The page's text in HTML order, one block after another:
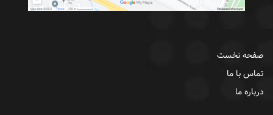
صفحه نخست
تماس با ما
درباره ما